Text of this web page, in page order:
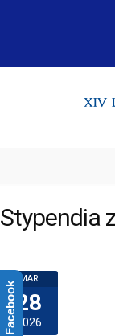
Stypendia
MAR
28
2026
Facebook